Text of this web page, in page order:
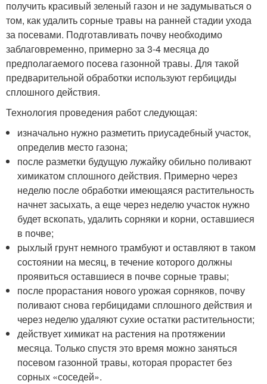
получить красивый зеленый газон и не задумываться о
том, как удалить сорные травы на ранней стадии ухода
за посевами. Подготавливать почву необходимо
заблаговременно, примерно за 3-4 месяца до
предполагаемого посева газонной травы. Для такой
предварительной обработки используют гербициды
сплошного действия.
Технология проведения работ следующая:
изначально нужно разметить приусадебный участок,
определив место газона;
после разметки будущую лужайку обильно поливают
химикатом сплошного действия. Примерно через
неделю после обработки имеющаяся растительность
начнет засыхать, а еще через неделю участок нужно
будет вскопать, удалить сорняки и корни, оставшиеся
в почве;
рыхлый грунт немного трамбуют и оставляют в таком
состоянии на месяц, в течение которого должны
проявиться оставшиеся в почве сорные травы;
после прорастания нового урожая сорняков, почву
поливают снова гербицидами сплошного действия и
через неделю удаляют сухие остатки растительности;
действует химикат на растения на протяжении
месяца. Только спустя это время можно заняться
посевом газонной травы, которая прорастет без
сорных «соседей».